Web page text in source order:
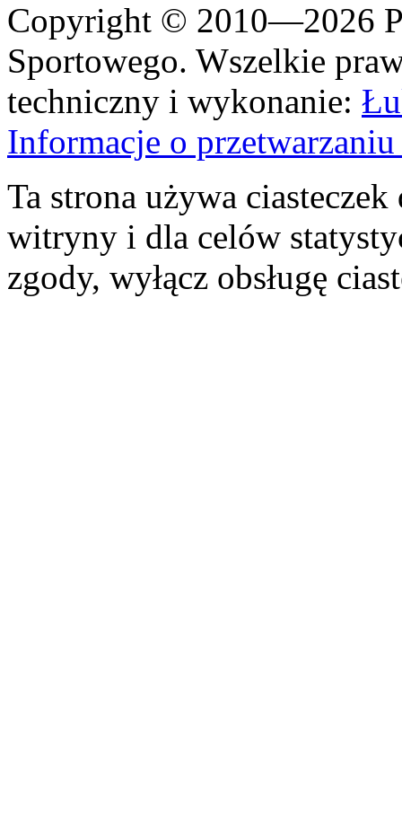
Copyright © 2010—2026
Sportowego. Wszelkie
techniczny i wykonanie:
Informacje o
Ta strona używa
witryny i dla celów
zgody, wyłącz obsługę